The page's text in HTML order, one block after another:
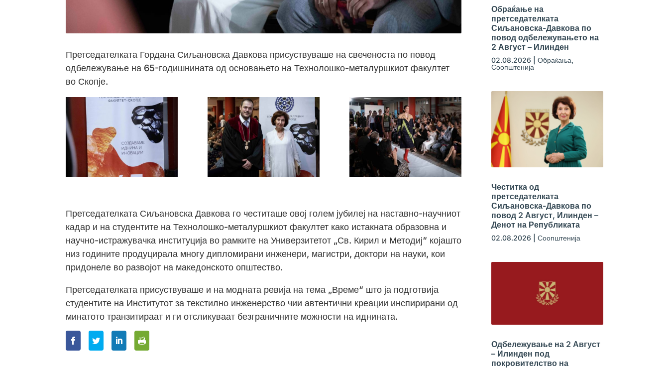
Претседателката Гордана Сиљановска Давкова присуствуваше на свеченоста по повод
одбележување на 65-годишнината од основањето на Технолошко-металуршкиот факултет
во Скопје.
Претседателката Сиљановска Давкова го честиташе овој голем јубилеј на наставно-научниот
кадар и на студентите на Технолошко-металуршкиот факултет како истакната образовна и
научно-истражувачка институција во рамките на Универзитетот „Св. Кирил и Методиј“ којашто
низ годините продуцирала многу дипломирани инженери, магистри, доктори на науки, кои
придонеле во развојот на македонското општество.
Претседателката присуствуваше и на модната ревија на тема „Време“ што ја подготвија
студентите на Институтот за текстилно инженерство чии автентични креации инспирирани од
минатото транзитираат и ги отсликуваат безграничните можности на иднината.
Обраќање на
претседателката
Сиљановска-Давкова по
повод одбележувањето на
2 Август – Илинден
02.08.2026 Обраќања,
Соопштенија
Честитка од
претседателката
Сиљановска-Давкова по
повод 2 Август, Илинден –
Денот на Републиката
02.08.2026 Соопштенија
Одбележување на 2 Август
– Илинден под
покровителство на